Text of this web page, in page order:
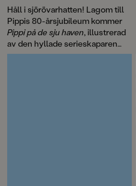
Håll i sjörövarhatten! Lagom till
Pippis 80-årsjubileum kommer
Pippi på de sju haven, illustrerad
av den hyllade serieskaparen
Fabian Göranson. Astrid